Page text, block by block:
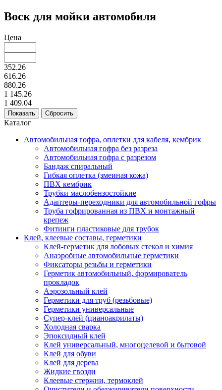
Воск для мойки автомобиля
Цена
352.26
616.26
880.26
1 145.26
1 409.04
Каталог
Автомобильная гофра, оплетки для кабеля, кембрик
Автомобильная гофра без разреза
Автомобильная гофра с разрезом
Бандаж спиральный
Гибкая оплетка (змеиная кожа)
ПВХ кембрик
Трубки маслобензостойкие
Адаптеры-переходники для автомобильной гофры
Труба гофрированная из ПВХ и монтажный
крепеж
Фитинги пластиковые для трубок
Клей, клеевые составы, герметики
Клей-герметик для лобовых стекол и химия
Анаэробные автомобильные герметики
Фиксаторы резьбы и герметики
Герметик автомобильный, формирователь
прокладок
Аэрозольный клей
Герметики для труб (резьбовые)
Герметики универсальные
Супер-клей (цианоакрилаты)
Холодная сварка
Эпоксидный клей
Клей универсальный, многоцелевой и бытовой
Клей для обуви
Клей для дерева
Жидкие гвозди
Клеевые стержни, термоклей